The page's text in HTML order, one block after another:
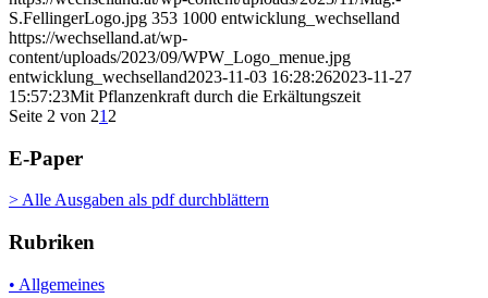
S.FellingerLogo.jpg 353 1000 entwicklung_wechselland
https://wechselland.at/wp-
content/uploads/2023/09/WPW_Logo_menue.jpg
entwicklung_wechselland2023-11-03 16:28:262023-11-27
15:57:23Mit Pflanzenkraft durch die Erkältungszeit
Seite 2 von 21 2
E-Paper
> Alle Ausgaben als pdf durchblättern
Rubriken
• Allgemeines